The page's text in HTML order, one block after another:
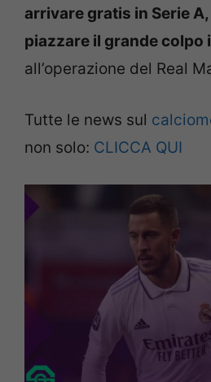
arrivare gratis in Serie
piazzare il grande colpo
all’operazione del Real
Tutte le news sul
non solo: CLICCA QUI